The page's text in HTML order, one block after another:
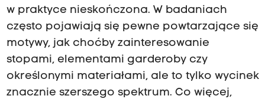
w praktyce nieskończona. W badaniach
często pojawiają się pewne powtarzające się
motywy, jak choćby zainteresowanie
stopami, elementami garderoby czy
określonymi materiałami, ale to tylko wycinek
znacznie szerszego spektrum. Co więcej,